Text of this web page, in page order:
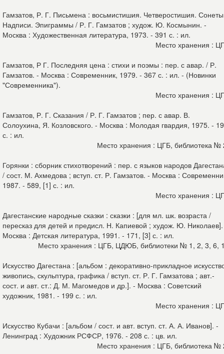
Гамзатов, Р. Г. Письмена : восьмистишия. Четверостишия.
Надписи. Эпиграммы / Р. Г. Гамзатов ; худож. Ю. Космынин. -
Москва : Художественная литература, 1973. - 391 с. : ил.
Место хранения :
Гамзатов, Р Г. Последняя цена : стихи и поэмы : пер. с авар. / Р.
Гамзатов. - Москва : Современник, 1979. - 367 с. : ил. - (Новинки
"Современника").
Место хранения :
Гамзатов, Р. Г. Сказания / Р. Г. Гамзатов ; пер. с авар. В.
Солоухина, Я. Козловского. - Москва : Молодая гвардия, 1975. -
с. : ил.
Место хранения : ЦГБ, библиотека
Горянки : сборник стихотворений : пер. с языков народов
/ сост. М. Ахмедова ; вступ. ст. Р. Гамзатов. - Москва :
1987. - 589, [1] с. : ил.
Место хранения :
Дагестанские народные сказки : сказки : [для мл. шк. возраста /
пересказ для детей и предисл. Н. Капиевой ; худож. Ю.
Москва : Детская литература, 1991. - 171, [3] с. : ил.
Место хранения : ЦГБ, ЦДЮБ, библиотеки № 1, 2, 3, 6,
Искусство Дагестана : [альбом : декоративно-прикладное
живопись, скульптура, графика / вступ. ст. Р. Г. Гамзатова ; авт.-
сост. и авт. ст.: Д. М. Магомедов и др.]. - Москва : Советский
художник, 1981. - 199 с. : ил.
Место хранения :
Искусство Кубачи : [альбом / сост. и авт. вступ. ст. А. А. Иванов]. -
Ленинград : Художник РСФСР, 1976. - 208 с. : цв. ил.
Место хранения : ЦГБ, библиотека